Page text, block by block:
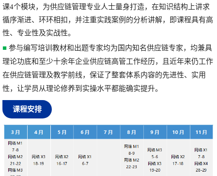
课4个模块，为供应链管理专业人士量身打造，在知识结构上讲求
循序渐进、环环相扣，并注重实践案例的分析讲解，即课程具有高
性、专业性及实战性。
■ 参与编写培训教材和出题专家均为国内知名供应链专家，均兼具
理论功底和至少十余年企业供应链高管工作经历，且近年来仍工作
在供应链管理及教学前线，保证了整套体系内容的先进性、实用
性，让学员从理论修养到实操水平都能确实提升。
课程安排